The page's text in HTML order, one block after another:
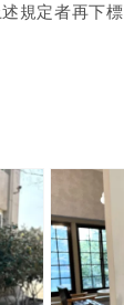
規定者再下